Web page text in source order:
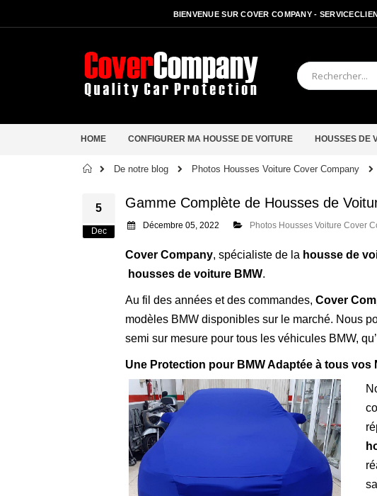
BIENVENUE SUR COVER COMPANY -
HOME CONFIGURER MA HOUSSE DE VOITURE HOUSSES DE
Accueil
De notre blog Photos Housses Voiture Cover Company
5
Dec
Gamme Complète de Housses de
Décembre 05, 2022 Photos Housses Voiture Cover
Cover Company, spécialiste de la housse de
housses de voiture BMW.
Au fil des années et des commandes, Cover
modèles BMW disponibles sur le marché. Nous
semi sur mesure pour tous les véhicules BMW,
Une Protection pour BMW Adaptée à tous vos